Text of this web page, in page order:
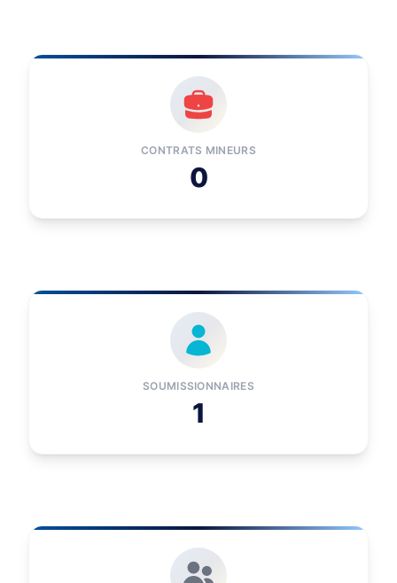
CONTRATS MINEURS
0
SOUMISSIONNAIRES
1